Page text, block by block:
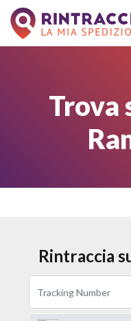
Trova
Rintraccia